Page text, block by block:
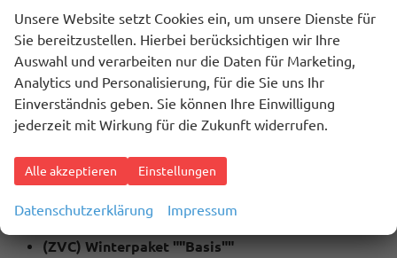
(4A3) Sitzheizung für Vordersitze
(QC1) Fenster ab B-Säule abgedunkelt
(79H) Spurwechselassistent ""Side Assist"" inkl.
""Blind Spot Detection"", Ausparkassistent und
Ausstiegswarner
(6I1) Spurhalteassistent ""Lane Assist""
(4I7) Zentralverriegelung mit Funkklappschlüssel
inkl. Keyless Start (Schlüsselloses starten)
(2J1) Stoßfänger in Wagenfarbe lackiert
(ZVC) Winterpaket ""Basis""
Unsere Website setzt Cookies ein, um unsere Dienste für
Sie bereitzustellen. Hierbei berücksichtigen wir Ihre
Auswahl und verarbeiten nur die Daten für Marketing,
Analytics und Personalisierung, für die Sie uns Ihr
Einverständnis geben. Sie können Ihre Einwilligung
jederzeit mit Wirkung für die Zukunft widerrufen.
Alle akzeptieren Einstellungen
Datenschutzerklärung Impressum